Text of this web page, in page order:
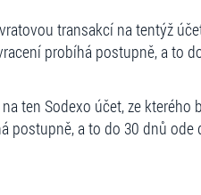
transakcí na tentýž
probíhá postupně, a to
ten Sodexo účet, ze kterého
postupně, a to do 30 dnů ode